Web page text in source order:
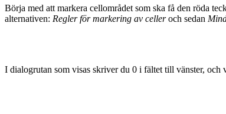
Börja med att markera cellområdet som ska få den röda
alternativen: Regler för markering av celleroch sedan
I dialogrutan som visas skriver du 0 i fältet till vänster, och